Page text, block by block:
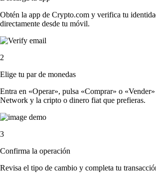
Obtén la app de Crypto.com y verifica tu
directamente desde tu móvil.
2
Elige tu par de monedas
Entra en «Operar», pulsa «Comprar» o
Network y la cripto o dinero fiat que prefieras.
3
Confirma la operación
Revisa el tipo de cambio y completa tu